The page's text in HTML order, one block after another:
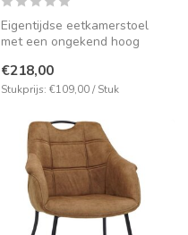
Eigentijdse eetkamerstoel
met een ongekend hoog
nieu...
€218,00
Stukprijs: €109,00 / Stuk